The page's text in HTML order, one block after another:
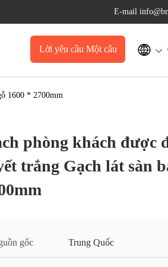
E-mail
Lời yêu cầu Một câu 
1600 * 2700mm
phòng khách được
trắng Gạch lát sàn
gốc Trung Quốc